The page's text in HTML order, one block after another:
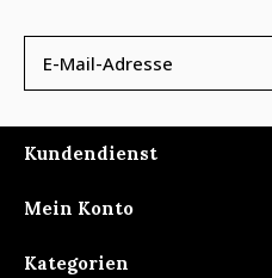
Kundendienst
Mein Konto
Kategorien